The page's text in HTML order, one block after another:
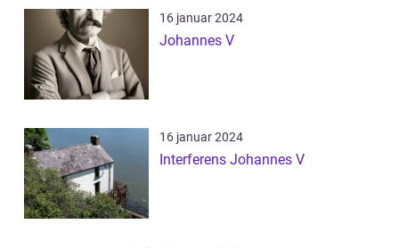
16 januar 2024
Johannes V
16 januar 2024
Interferens Johannes V